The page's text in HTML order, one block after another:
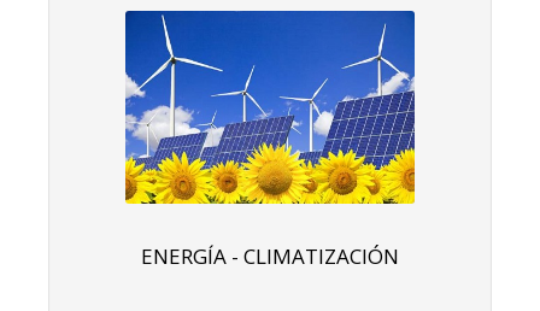
ENERGÍA - CLIMATIZACIÓN